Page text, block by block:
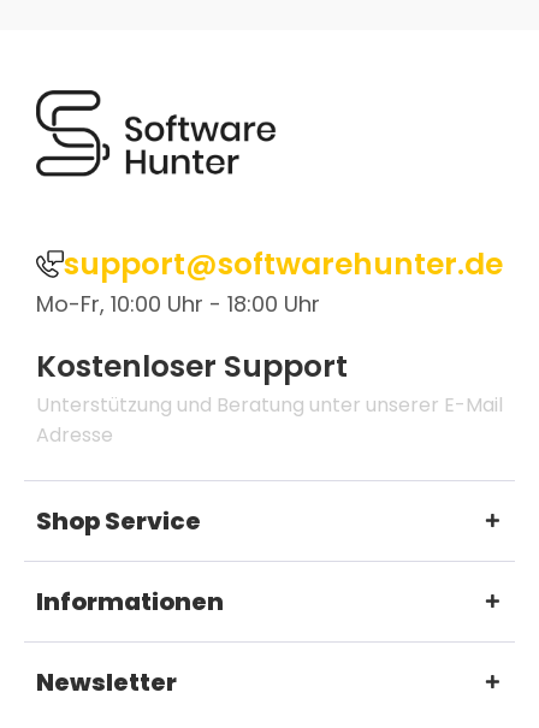
support@softwarehunter.de
Mo-Fr, 10:00 Uhr - 18:00 Uhr
Kostenloser Support
Unterstützung und Beratung unter unserer E-Mail
Adresse
Shop Service
Informationen
Newsletter